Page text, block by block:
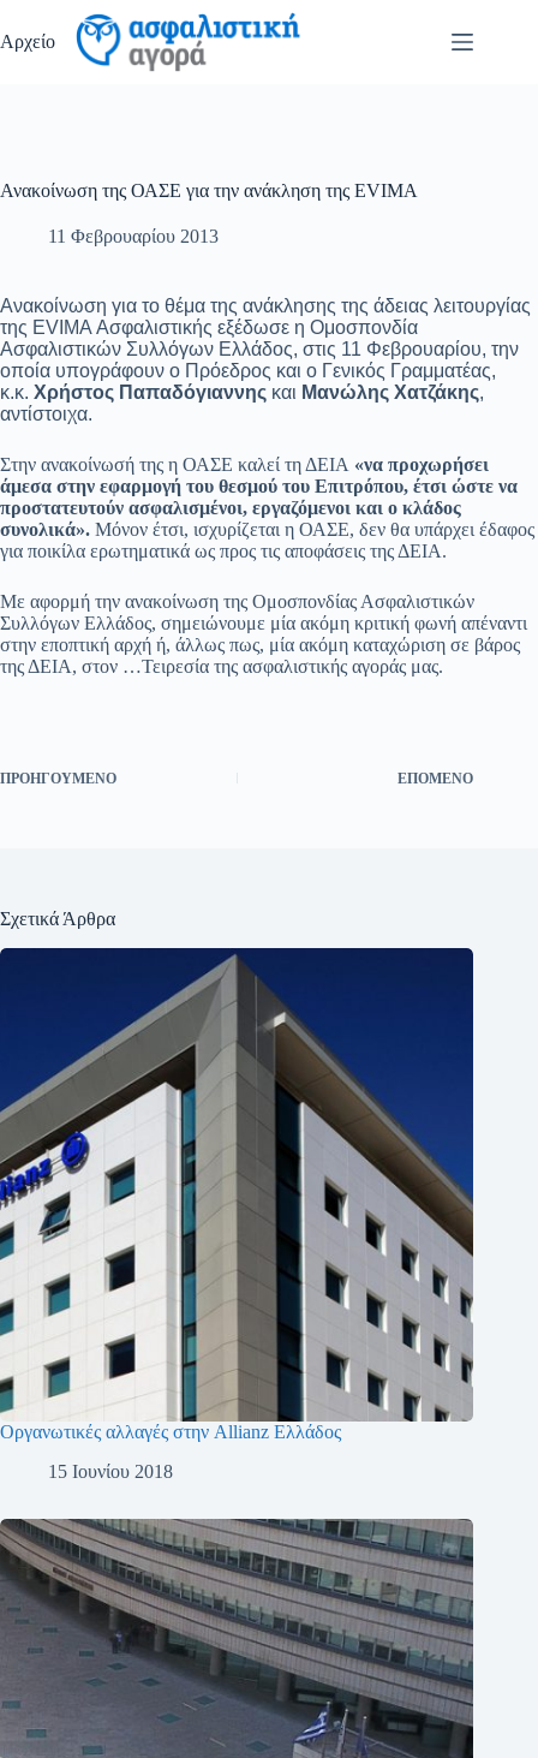
στο
περιεχόμενο
Αρχείο
Ανακοίνωση της ΟΑΣΕ για την ανάκληση της EVIMA
11 Φεβρουαρίου 2013
Ανακοίνωση για το θέμα της ανάκλησης της άδειας λειτουργίας
της EVIMA Ασφαλιστικής εξέδωσε η Ομοσπονδία
Ασφαλιστικών Συλλόγων Ελλάδος, στις 11 Φεβρουαρίου, την
οποία υπογράφουν ο Πρόεδρος και ο Γενικός Γραμματέας,
κ.κ. Χρήστος Παπαδόγιαννης και Μανώλης Χατζάκης,
αντίστοιχα.
Στην ανακοίνωσή της η ΟΑΣΕ καλεί τη ΔΕΙΑ «να προχωρήσει
άμεσα στην εφαρμογή του θεσμού του Επιτρόπου, έτσι ώστε να
προστατευτούν ασφαλισμένοι, εργαζόμενοι και ο κλάδος
συνολικά». Μόνον έτσι, ισχυρίζεται η ΟΑΣΕ, δεν θα υπάρχει έδαφος
για ποικίλα ερωτηματικά ως προς τις αποφάσεις της ΔΕΙΑ.
Με αφορμή την ανακοίνωση της Ομοσπονδίας Ασφαλιστικών
Συλλόγων Ελλάδος, σημειώνουμε μία ακόμη κριτική φωνή απέναντι
στην εποπτική αρχή ή, άλλως πως, μία ακόμη καταχώριση σε βάρος
της ΔΕΙΑ, στον …Τειρεσία της ασφαλιστικής αγοράς μας.
ΠΡΟΗΓΟΎΜΕΝΟ ΕΠΌΜΕΝΟ
Σχετικά Άρθρα
Οργανωτικές αλλαγές στην Allianz Ελλάδος
15 Ιουνίου 2018